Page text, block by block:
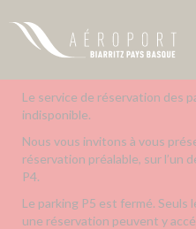
Le service de réservation des
indisponible.
Nous vous invitons à vous
réservation préalable, sur l’un
P4.
Le parking P5 est fermé.
une réservation peuvent y